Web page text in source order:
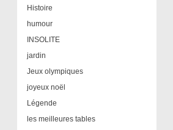
Histoire
humour
INSOLITE
jardin
Jeux olympiques
joyeux noël
Légende
les meilleures tables